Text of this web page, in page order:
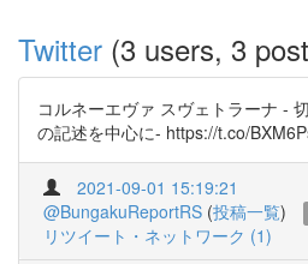
Twitter (3 users, 3
コルネーエヴァ スヴェトラーナ -
の記述を中心に- https://t.co/
2021-09-01 15:19:21
@BungakuReportRS (投稿一覧)
リツイート・ネットワーク (1)